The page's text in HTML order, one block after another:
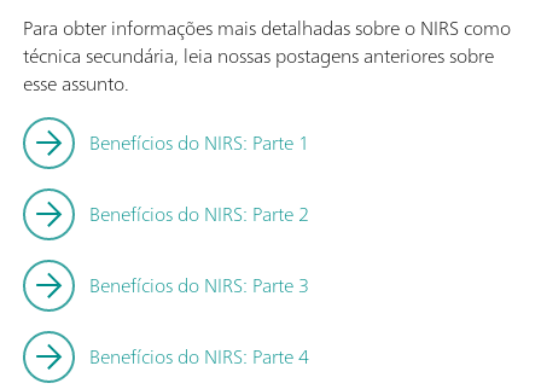
Para obter informações mais detalhadas sobre o NIRS como
técnica secundária, leia nossas postagens anteriores sobre
esse assunto.
Benefícios do NIRS: Parte 1
Benefícios do NIRS: Parte 2
Benefícios do NIRS: Parte 3
Benefícios do NIRS: Parte 4